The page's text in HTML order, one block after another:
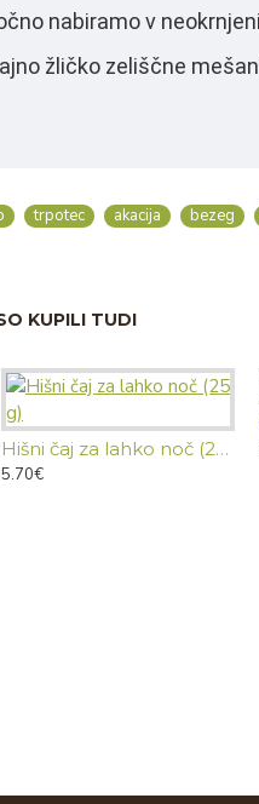
nabiramo v
žličko zeliščne
trpotec akacija bezeg
KUPILI TUDI
Hišni čaj za lahko noč (25 g)
5.70€